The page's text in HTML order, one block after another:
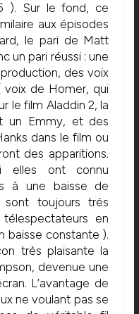
). Sur le fond, ce
aux épisodes
le pari de Matt
un pari réussi : une
des voix
voix de Homer, qui
le film Aladdin 2, la
un Emmy, et des
dans le film ou
des apparitions.
elles ont connu
à une baisse de
toujours très
en
baisse constante ).
très plaisante la
devenue une
L’avantage de
ne voulant pas se